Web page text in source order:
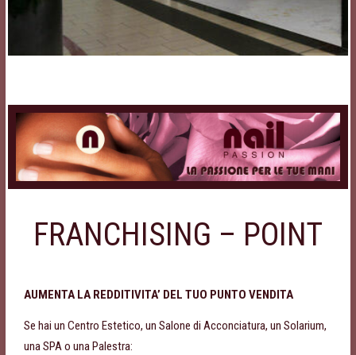
FRANCHISING – POINT
AUMENTA LA REDDITIVITA’ DEL TUO PUNTO VENDITA
Se hai un Centro Estetico, un Salone di Acconciatura, un Solarium,
una SPA o una Palestra: